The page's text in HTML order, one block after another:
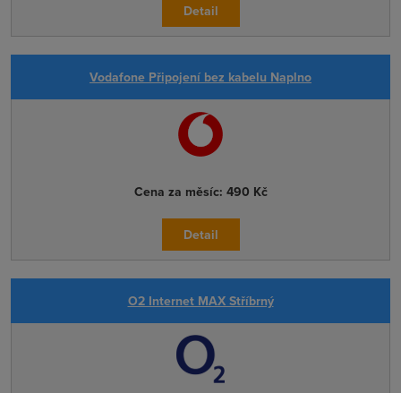
Detail
Vodafone Připojení bez kabelu Naplno
Cena za měsíc: 490 Kč
Detail
O2 Internet MAX Stříbrný